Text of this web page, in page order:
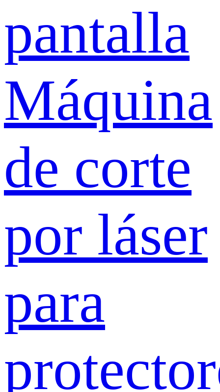
pantalla
Máquina
de corte
por láser
para